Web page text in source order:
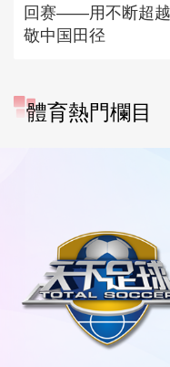
回赛——用不断超
敬中国田径
體育熱門欄目